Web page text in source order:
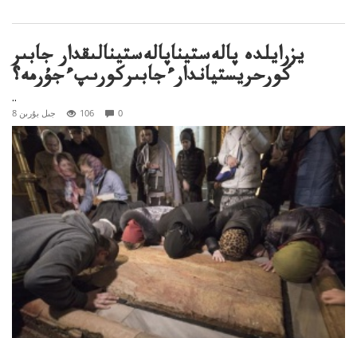
يزرايلدە پالەستيناپالەستينالىقدار جابىر
كورحريستياندارءجابىركورىپءجۇرمە؟
..
8 جىل بۇرىن 106 0